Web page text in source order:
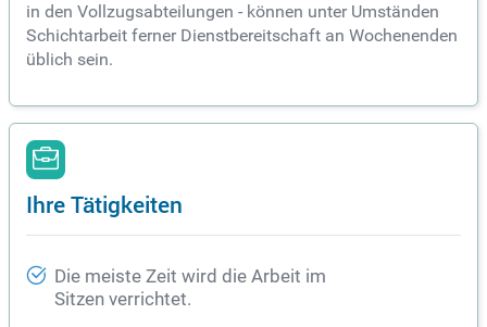
in den Vollzugsabteilungen - können unter Umständen
Schichtarbeit ferner Dienstbereitschaft an Wochenenden
üblich sein.
Ihre Tätigkeiten
Die meiste Zeit wird die Arbeit im
Sitzen verrichtet.